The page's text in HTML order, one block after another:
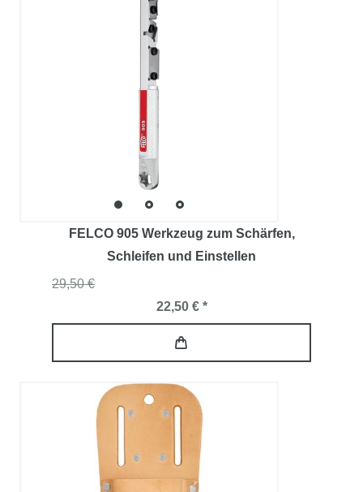
FELCO 905 Werkzeug zum Schärfen,
Schleifen und Einstellen
29,50 €
22,50 € *